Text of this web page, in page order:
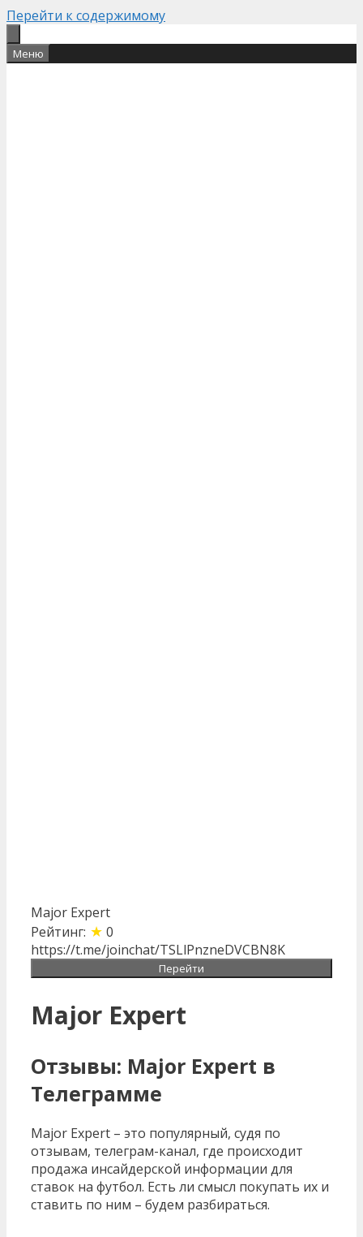
Перейти к содержимому
Меню
Major Expert
Рейтинг: ★ 0
https://t.me/joinchat/TSLlPnzneDVCBN8K
Перейти
Major Expert
Отзывы: Major Expert в
Телеграмме
Major Expert – это популярный, судя по
отзывам, телеграм-канал, где происходит
продажа инсайдерской информации для
ставок на футбол. Есть ли смысл покупать их и
ставить по ним – будем разбираться.